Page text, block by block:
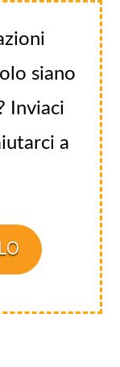
siano
Inviaci
a